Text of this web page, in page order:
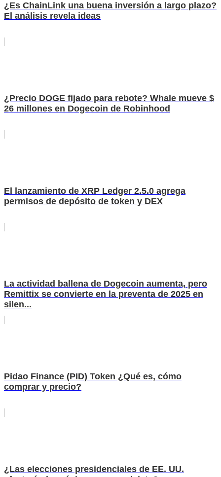
¿Es ChainLink una buena inversión a largo plazo?
El análisis revela ideas
¿Precio DOGE fijado para rebote? Whale mueve $
26 millones en Dogecoin de Robinhood
El lanzamiento de XRP Ledger 2.5.0 agrega
permisos de depósito de token y DEX
La actividad ballena de Dogecoin aumenta, pero
Remittix se convierte en la preventa de 2025 en
silen...
Pidao Finance (PID) Token ¿Qué es, cómo
comprar y precio?
¿Las elecciones presidenciales de EE. UU.